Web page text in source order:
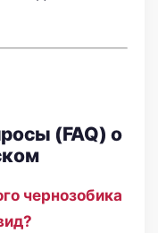
(FAQ) о
чернозобика